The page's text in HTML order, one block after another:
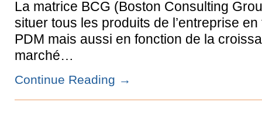
La matrice BCG (Boston Consulting
situer tous les produits de l’entreprise
PDM mais aussi en fonction de la
marché…
Continue Reading →